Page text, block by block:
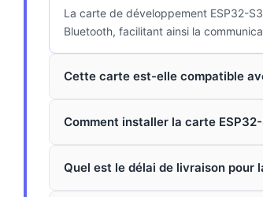
La carte de développement ESP32-
Bluetooth, facilitant ainsi la
Cette carte est-elle compatible
Comment installer la carte
Quel est le délai de livraison pour